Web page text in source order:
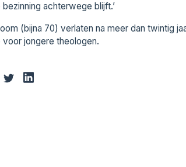
achterwege blijft.’
(bijna 70) verlaten na meer dan twintig
jongere theologen.